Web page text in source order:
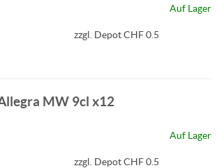
Auf Lager
zzgl. Depot CHF 0.5
MW 9cl x12
Auf Lager
zzgl. Depot CHF 0.5